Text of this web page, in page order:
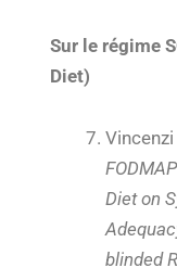
Sur le régime
Diet)
Diet on
blinded